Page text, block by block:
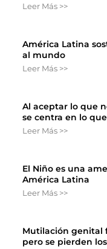
Leer Más >>
América Latina
al mundo
Leer Más >>
Al aceptar lo que
se centra en lo
Leer Más >>
El Niño es una
América Latina
Leer Más >>
Mutilación genital
pero se pierden